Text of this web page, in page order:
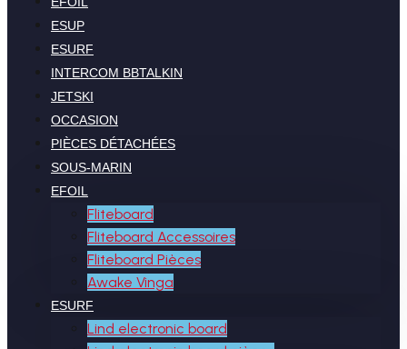
ESUP
ESURF
INTERCOM BBTALKIN
JETSKI
OCCASION
PIÈCES DÉTACHÉES
SOUS-MARIN
EFOIL
Fliteboard
Fliteboard Accessoires
Fliteboard Pièces
Awake Vinga
ESURF
Lind electronic board